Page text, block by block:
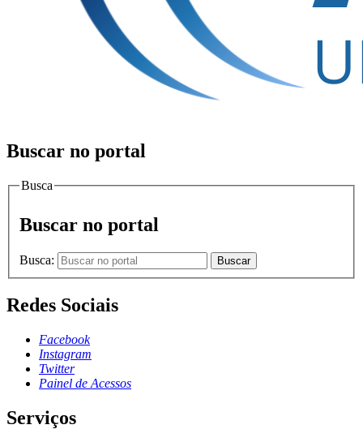
Buscar no portal
Busca
Buscar no portal
Busca: Buscar
Redes Sociais
Facebook
Instagram
Twitter
Painel de Acessos
Serviços